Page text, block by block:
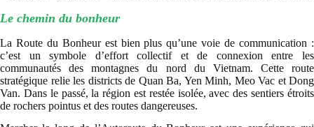
Le chemin du bonheur
La Route du Bonheur est bien plus qu’une voie de communication :
c’est un symbole d’effort collectif et de connexion entre les
communautés des montagnes du nord du Vietnam. Cette route
stratégique relie les districts de Quan Ba, Yen Minh, Meo Vac et Dong
Van. Dans le passé, la région est restée isolée, avec des sentiers étroits
de rochers pointus et des routes dangereuses.